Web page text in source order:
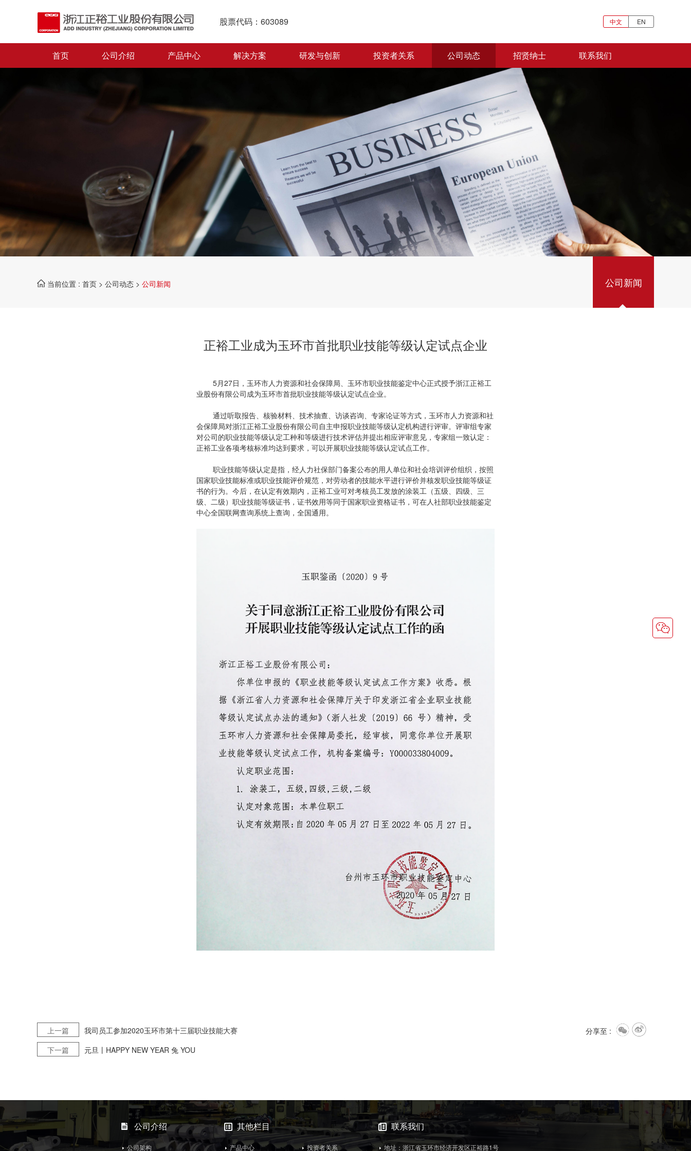
股票代码：603089 中文 EN
首页 公司介绍 产品中心 解决方案 研发与创新 投资者关系 公司动态 招贤纳士 联系我们
当前位置 : 首页 > 公司动态 > 公司新闻 公司新闻
正裕工业成为玉环市首批职业技能等级认定试点企业
5月27日，玉环市人力资源和社会保障局、玉环市职业技能鉴定中心正式授予浙江正裕工
业股份有限公司成为玉环市首批职业技能等级认定试点企业。
通过听取报告、核验材料、技术抽查、访谈咨询、专家论证等方式，玉环市人力资源和社
会保障局对浙江正裕工业股份有限公司自主申报职业技能等级认定机构进行评审。评审组专家
对公司的职业技能等级认定工种和等级进行技术评估并提出相应评审意见，专家组一致认定：
正裕工业各项考核标准均达到要求，可以开展职业技能等级认定试点工作。
职业技能等级认定是指，经人力社保部门备案公布的用人单位和社会培训评价组织，按照
国家职业技能标准或职业技能评价规范，对劳动者的技能水平进行评价并核发职业技能等级证
书的行为。今后，在认定有效期内，正裕工业可对考核员工发放的涂装工（五级、四级、三
级、二级）职业技能等级证书，证书效用等同于国家职业资格证书，可在人社部职业技能鉴定
中心全国联网查询系统上查询，全国通用。
上一篇
我司员工参加2020玉环市第十三届职业技能大赛
下一篇
元旦丨HAPPY NEW YEAR 兔 YOU
分享至 :
公司介绍
公司架构
其他栏目
产品中心 投资者关系
联系我们
地址：浙江省玉环市经济开发区正裕路1号